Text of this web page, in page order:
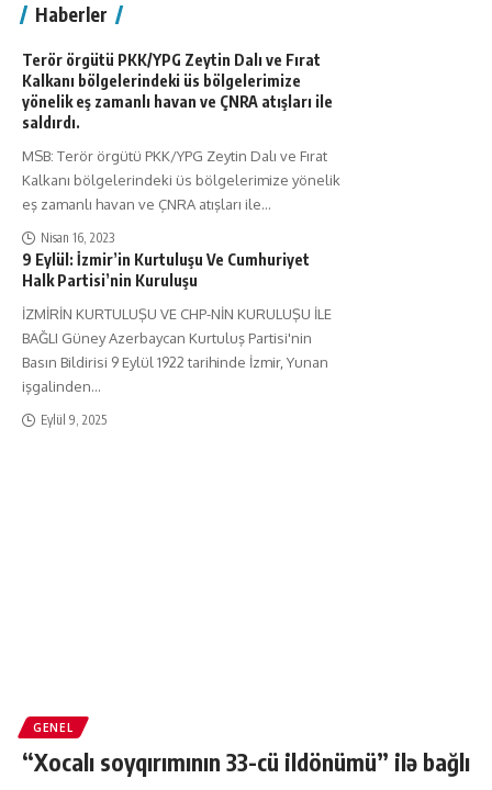
Haberler
Terör örgütü PKK/YPG Zeytin Dalı ve Fırat
Kalkanı bölgelerindeki üs bölgelerimize
yönelik eş zamanlı havan ve ÇNRA atışları ile
saldırdı.
MSB: Terör örgütü PKK/YPG Zeytin Dalı ve Fırat
Kalkanı bölgelerindeki üs bölgelerimize yönelik
eş zamanlı havan ve ÇNRA atışları ile…
Nisan 16, 2023
9 Eylül: İzmir’in Kurtuluşu Ve Cumhuriyet
Halk Partisi’nin Kuruluşu
İZMİRİN KURTULUŞU VE CHP-NİN KURULUŞU İLE
BAĞLI Güney Azerbaycan Kurtuluş Partisi'nin
Basın Bildirisi 9 Eylül 1922 tarihinde İzmir, Yunan
işgalinden…
Eylül 9, 2025
GENEL
“Xocalı soyqırımının 33-cü ildönümü” ilə bağlı